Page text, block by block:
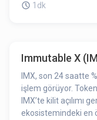
1dk
Immutable X
IMX, son 24 saatte
işlem görüyor. Token Unlocks'a göre, 30 Kasım 2023’te
IMX’te kilit açılımı
ekosistemindeki en